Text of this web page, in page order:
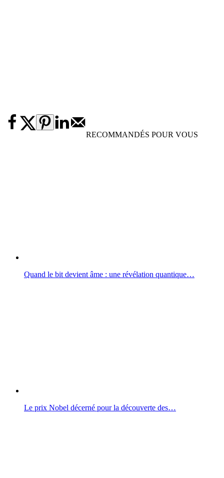
RECOMMANDÉS POUR VOUS
Quand le bit devient âme : une révélation quantique…
Le prix Nobel décerné pour la découverte des…